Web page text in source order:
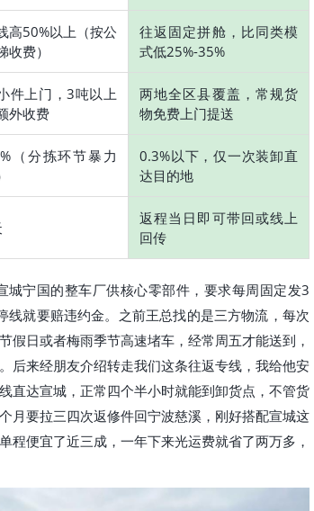
高50%以上（按公
收费）
往返固定拼舱，比同类模
式低25%-35%
件上门，3吨以上
外收费
两地全区县覆盖，常规货
物免费上门提送
（分拣环节暴力
0.3%以下，仅一次装卸直
达目的地
返程当日即可带回或线上
回传
宁国的整车厂供核心零部件，要求每周固定发3
就要赔违约金。之前王总找的是三方物流，每次
日或者梅雨季节高速堵车，经常周五才能送到，
后来经朋友介绍转走我们这条往返专线，我给他安
直达宣城，正常四个半小时就能到卸货点，不管货
月要拉三四次返修件回宁波慈溪，刚好搭配宣城这
便宜了近三成，一年下来光运费就省了两万多，